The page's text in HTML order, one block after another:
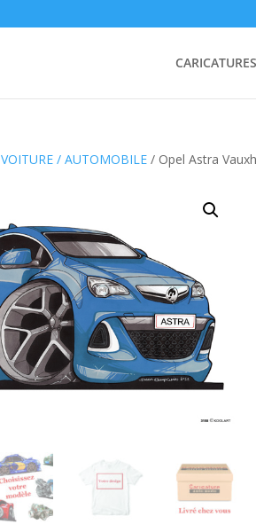
CARICATURES
VOITURE / AUTOMOBILE/ Opel Astra